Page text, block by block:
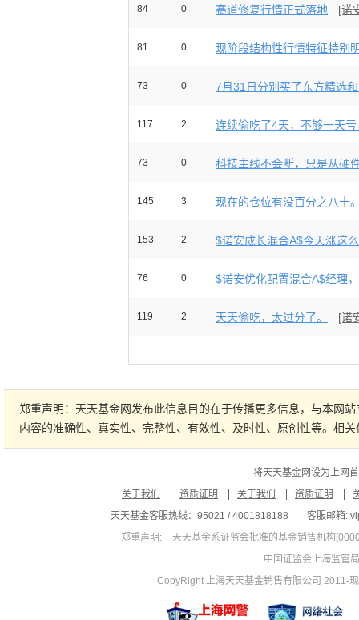
84 0 赛道修复行情正式落地 [诺
81 0 现阶段结构性行情特征特别
73 0 7月31日分别买了东方精选
117 2 连续偷吃了4天，不够一天
73 0 科技主线不会断，只是从硬
145 3 现在的仓位有没百分之八十
153 2 $诺安成长混合A$今天涨这
76 0 $诺安优化配置混合A$经理
119 2 天天偷吃，太过分了。 [诺
郑重声明：天天基金网发布此信息目的在于传播更多信息，与本网
内容的准确性、真实性、完整性、有效性、及时性、原创性等。相
将天天基金网设为上网
关于我们
资质证明 关于我们 资质证明
天天基金客服热线：95021 / 4001818188
客服邮箱:
郑重声明:
天天基金系证监会批准的基金销售机构
中国证监会上海监管
CopyRight 上海天天基金销售有限公司 2011-